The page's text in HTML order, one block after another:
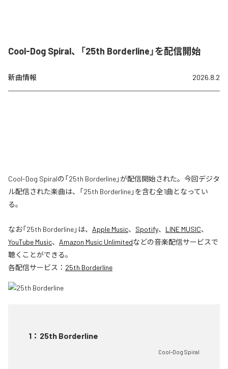
Cool-Dog Spiral、「25th Borderline」を配信開始
新曲情報 2026.8.2
Cool-Dog Spiralの「25th Borderline」が配信開始された。今回デジタ
ル配信された楽曲は、「25th Borderline」を含む全1曲となってい
る。
なお「25th Borderline」は、 Apple Music、 Spotify、 LINE MUSIC、
YouTube Music、 Amazon Music Unlimitedなどの音楽配信サービスで
聴くことができる。
各配信サービス： 25th Borderline
1 ： 25th Borderline
Cool-Dog Spiral